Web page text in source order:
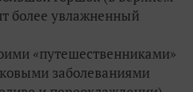
более увлажненный
«путешественниками»
заболеваниями